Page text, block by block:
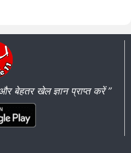
बेहतर खेल ज्ञान प्राप्त करें ”